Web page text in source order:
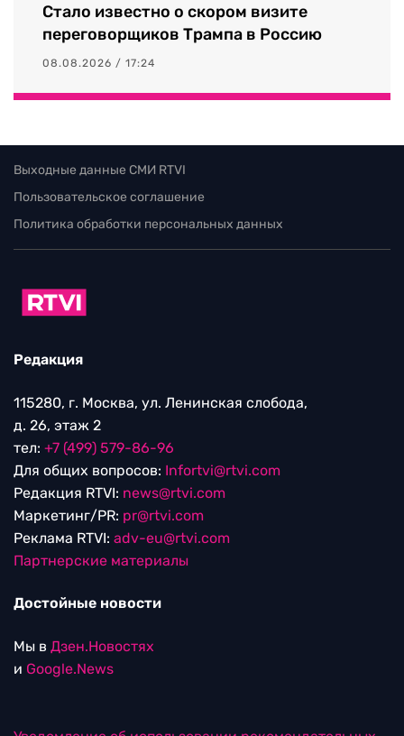
Стало известно о скором визите
переговорщиков Трампа в Россию
08.08.2026 / 17:24
Выходные данные СМИ RTVI
Пользовательское соглашение
Политика обработки персональных данных
Редакция
115280, г. Москва, ул. Ленинская слобода,
д. 26, этаж 2
тел: +7 (499) 579-86-96
Для общих вопросов: Infortvi@rtvi.com
Редакция RTVI: news@rtvi.com
Маркетинг/PR: pr@rtvi.com
Реклама RTVI: adv-eu@rtvi.com
Партнерские материалы
Достойные новости
Мы в Дзен.Новостях
и Google.News